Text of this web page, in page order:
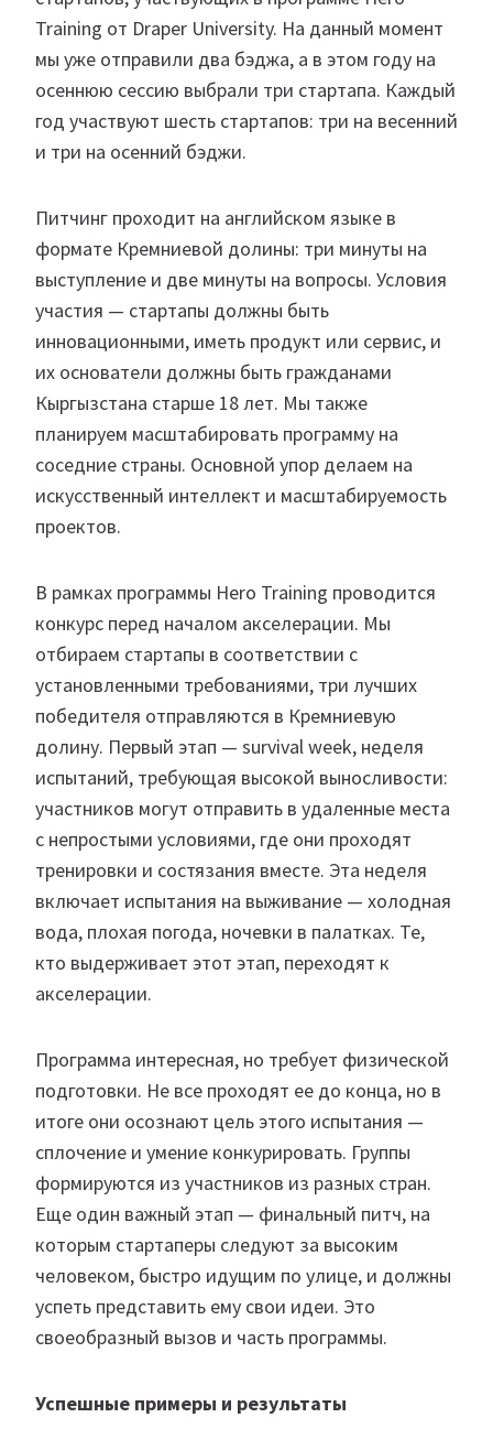
Training от Draper University. На данный момент
мы уже отправили два бэджа, а в этом году на
осеннюю сессию выбрали три стартапа. Каждый
год участвуют шесть стартапов: три на весенний
и три на осенний бэджи.
Питчинг проходит на английском языке в
формате Кремниевой долины: три минуты на
выступление и две минуты на вопросы. Условия
участия — стартапы должны быть
инновационными, иметь продукт или сервис, и
их основатели должны быть гражданами
Кыргызстана старше 18 лет. Мы также
планируем масштабировать программу на
соседние страны. Основной упор делаем на
искусственный интеллект и масштабируемость
проектов.
В рамках программы Hero Training проводится
конкурс перед началом акселерации. Мы
отбираем стартапы в соответствии с
установленными требованиями, три лучших
победителя отправляются в Кремниевую
долину. Первый этап — survival week, неделя
испытаний, требующая высокой выносливости:
участников могут отправить в удаленные места
с непростыми условиями, где они проходят
тренировки и состязания вместе. Эта неделя
включает испытания на выживание — холодная
вода, плохая погода, ночевки в палатках. Те,
кто выдерживает этот этап, переходят к
акселерации.
Программа интересная, но требует физической
подготовки. Не все проходят ее до конца, но в
итоге они осознают цель этого испытания —
сплочение и умение конкурировать. Группы
формируются из участников из разных стран.
Еще один важный этап — финальный питч, на
которым стартаперы следуют за высоким
человеком, быстро идущим по улице, и должны
успеть представить ему свои идеи. Это
своеобразный вызов и часть программы.
Успешные примеры и результаты